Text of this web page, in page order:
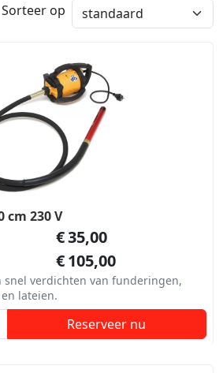
Sorteer op
cm 230 V
€35,00
€105,00
snel verdichten van funderingen,
lateien.
Reserveer nu